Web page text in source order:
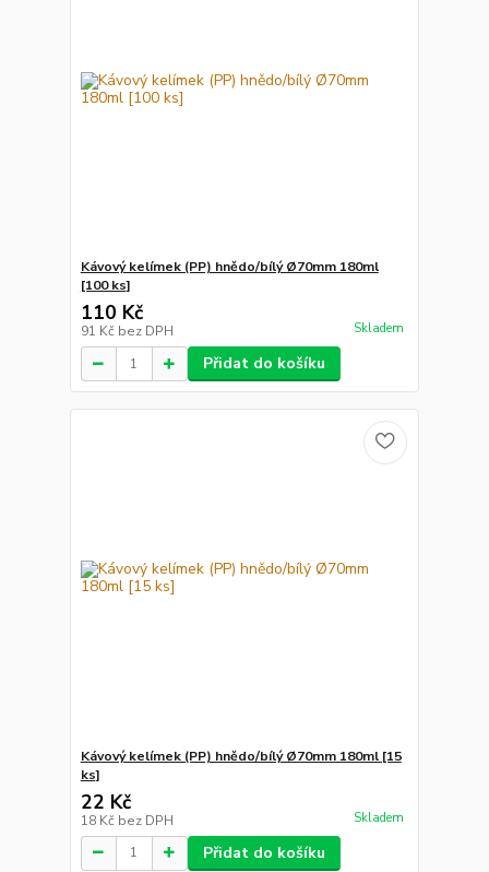
Kávový kelímek (PP) hnědo/bílý Ø70mm 180ml
[100 ks]
110 Kč
91 Kč bez DPH Skladem
Přidat do košíku
Kávový kelímek (PP) hnědo/bílý Ø70mm 180ml [15
ks]
22 Kč
18 Kč bez DPH Skladem
Přidat do košíku